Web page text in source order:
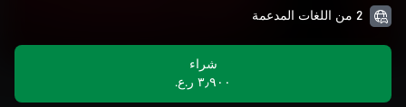
2 من اللغات المدعمة
شراء
٣٫٩٠٠ ر.ع.‏